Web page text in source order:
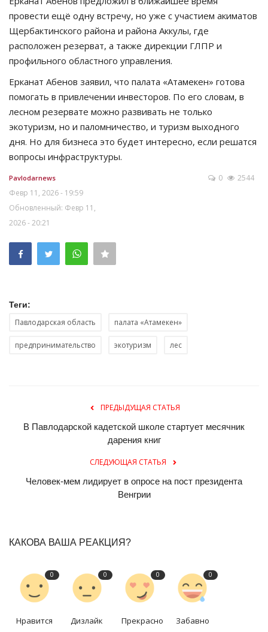
провести ещё одну встречу, но уже с участием акиматов
Щербактинского района и района Аккулы, где
расположен резерват, а также дирекции ГЛПР и
профильного областного управления.
Ерканат Абенов заявил, что палата «Атамекен» готова
помогать в привлечении инвесторов. По его словам, в
лесном резервате можно развивать не только
экотуризм, но и паломничество, и туризм выходного
дня. Но для бизнеса это будет интересно, если решатся
вопросы инфраструктуры.
Pavlodarnews
Февр 11, 2026 - 19:59
Обновленный: Февр 11,
2026 - 20:21
0 2544
Теги:
Павлодарская область палата «Атамекен»
предпринимательство экотуризм лес
ПРЕДЫДУЩАЯ СТАТЬЯ
В Павлодарской кадетской школе стартует месячник
дарения книг
СЛЕДУЮЩАЯ СТАТЬЯ
Человек-мем лидирует в опросе на пост президента
Венгрии
КАКОВА ВАША РЕАКЦИЯ?
0
Нравится
0
Дизлайк
0
Прекрасно
0
Забавно